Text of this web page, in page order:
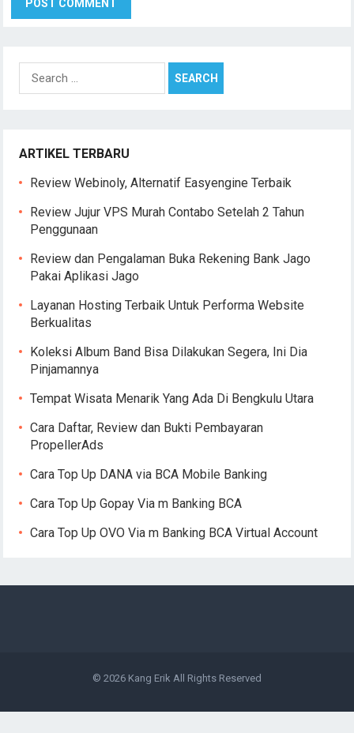
Search
for:
ARTIKEL TERBARU
Review Webinoly, Alternatif Easyengine Terbaik
Review Jujur VPS Murah Contabo Setelah 2 Tahun
Penggunaan
Review dan Pengalaman Buka Rekening Bank Jago
Pakai Aplikasi Jago
Layanan Hosting Terbaik Untuk Performa Website
Berkualitas
Koleksi Album Band Bisa Dilakukan Segera, Ini Dia
Pinjamannya
Tempat Wisata Menarik Yang Ada Di Bengkulu Utara
Cara Daftar, Review dan Bukti Pembayaran
PropellerAds
Cara Top Up DANA via BCA Mobile Banking
Cara Top Up Gopay Via m Banking BCA
Cara Top Up OVO Via m Banking BCA Virtual Account
© 2026 Kang Erik All Rights Reserved